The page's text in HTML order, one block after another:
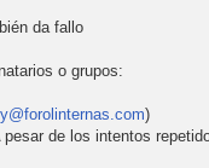
da fallo
o grupos:
)
de los intentos